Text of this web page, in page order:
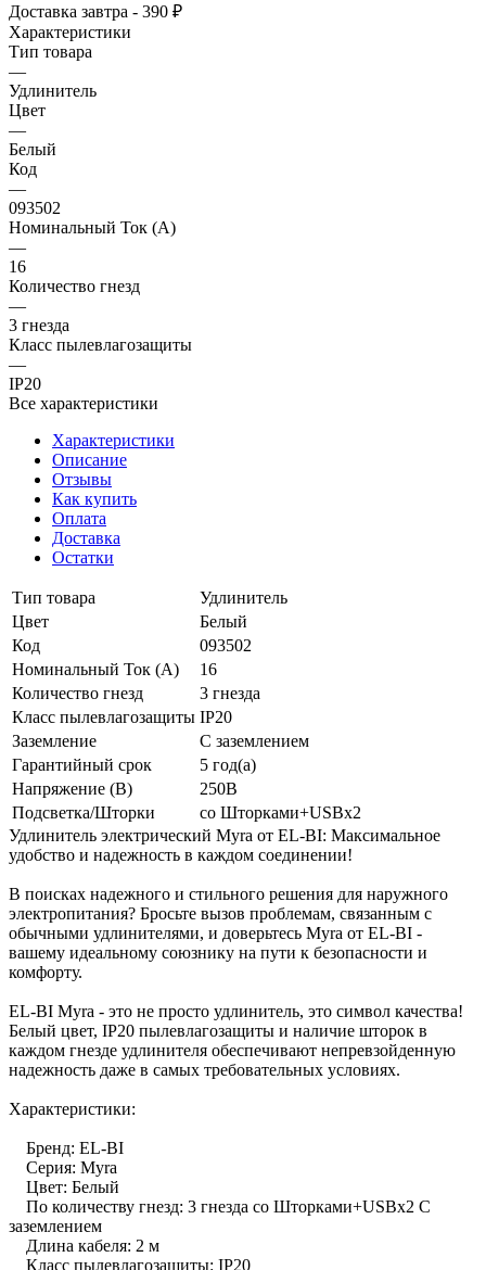
Доставка завтра - 390 ₽
Характеристики
Тип товара
—
Удлинитель
Цвет
—
Белый
Код
—
093502
Номинальный Ток (A)
—
16
Количество гнезд
—
3 гнезда
Класс пылевлагозащиты
—
IP20
Все характеристики
Характеристики
Описание
Отзывы
Как купить
Оплата
Доставка
Остатки
Тип товара
Удлинитель
Цвет
Белый
Код
093502
Номинальный Ток (A)
16
Количество гнезд
3 гнезда
Класс пылевлагозащиты IP20
Заземление
С заземлением
Гарантийный срок
5 год(а)
Напряжение (В)
250В
Подсветка/Шторки
со Шторками+USBх2
Удлинитель электрический Myra от EL-BI: Максимальное
удобство и надежность в каждом соединении!
В поисках надежного и стильного решения для наружного
электропитания? Бросьте вызов проблемам, связанным с
обычными удлинителями, и доверьтесь Myra от EL-BI -
вашему идеальному союзнику на пути к безопасности и
комфорту.
EL-BI Myra - это не просто удлинитель, это символ качества!
Белый цвет, IP20 пылевлагозащиты и наличие шторок в
каждом гнезде удлинителя обеспечивают непревзойденную
надежность даже в самых требовательных условиях.
Характеристики:
Бренд: EL-BI
Серия: Myra
Цвет: Белый
По количеству гнезд: 3 гнезда со Шторками+USBх2 С
заземлением
Длина кабеля: 2 м
Класс пылевлагозащиты: IP20